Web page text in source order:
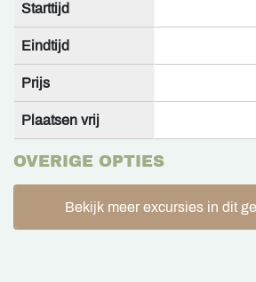
Starttijd
Eindtijd
Prijs
Plaatsen vrij
OVERIGE OPTIES
Bekijk meer excursies in dit